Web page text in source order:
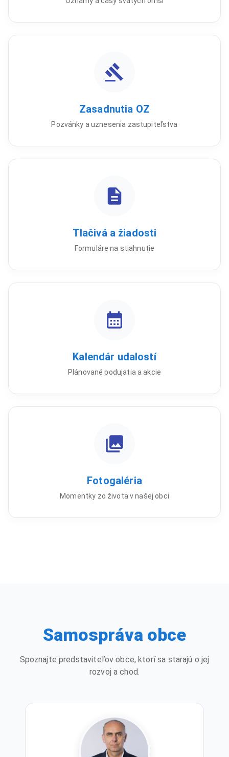
Zasadnutia OZ
Pozvánky a uznesenia zastupiteľstva
Tlačivá a žiadosti
Formuláre na stiahnutie
Kalendár udalostí
Plánované podujatia a akcie
Fotogaléria
Momentky zo života v našej obci
Samospráva obce
Spoznajte predstaviteľov obce, ktorí sa starajú o jej
rozvoj a chod.